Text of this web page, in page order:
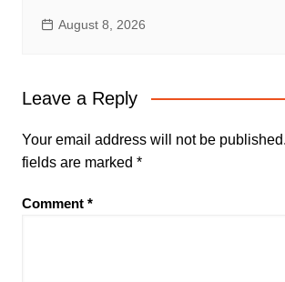
August 8, 2026
Leave a Reply
Your email address will not be published.
fields are marked *
Comment *